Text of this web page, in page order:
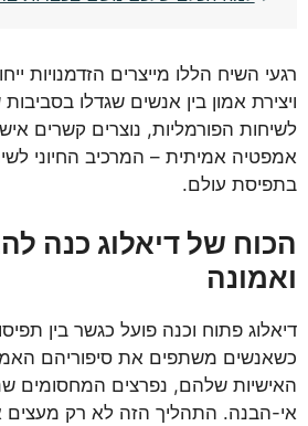
רגעי השיח הללו מייצרים הזדמנויות
ויצירת אמון בין אנשים שגדלו
לשיחות הפורמליות, נוצרים קשרים
אמפטיה אמיתית – המרכיב החיוני
בתפיסת עולם.
הכוח של דיאלוג כנה
ואמונה
דיאלוג פתוח וכנה פועל כגשר בין
כשאנשים משתפים את סיפוריהם
האישיות שלהם, נפרצים המחסומים
אי-הבנה. התהליך הזה לא רק